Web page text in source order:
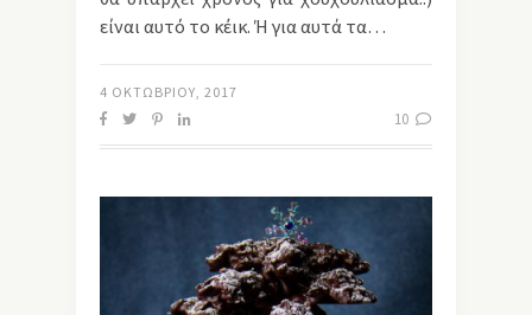
είναι αυτό το κέικ. Ή για αυτά τα…
4 ΟΚΤΩΒΡΊΟΥ, 2017
10